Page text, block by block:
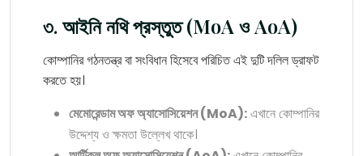
৩. আইনি নথি প্রস্তুত (MoA ও AoA)
কোম্পানির গঠনতন্ত্র বা সংবিধান হিসেবে পরিচিত এই দুটি দলিল ড্রাফট
করতে হয়।
মেমোরেন্ডাম অফ অ্যাসোসিয়েশন (MoA):এখানে কোম্পানির
উদ্দেশ্য ও ক্ষমতা উল্লেখ থাকে।